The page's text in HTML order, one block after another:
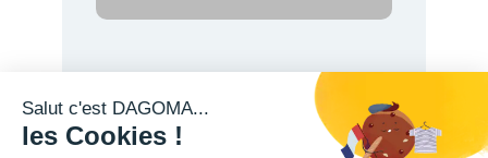
Salut c'est DAGOMA...
les Cookies !